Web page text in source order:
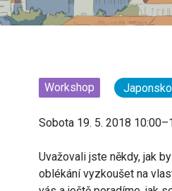
Workshop Japonsko
Sobota 19. 5. 2018
Uvažovali jste někdy, jak
oblékání vyzkoušet na